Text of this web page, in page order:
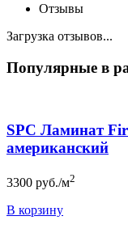
Отзывы
Загрузка отзывов...
Популярные в
SPC Ламинат
американский
3300 руб./м2
В корзину